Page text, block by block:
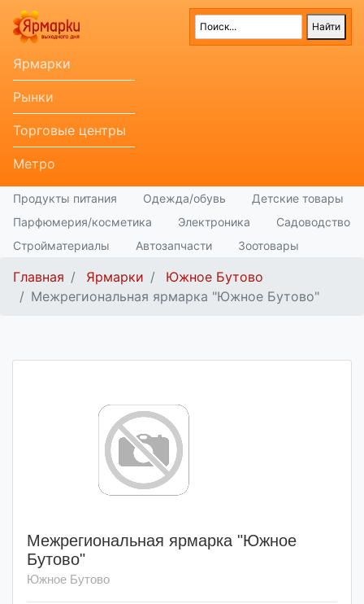
Ярмарки
Рынки
Торговые центры
Метро
Продукты питания Одежда/обувь
Детские товары
Парфюмерия/косметика
Электроника
Садоводство
Стройматериалы
Автозапчасти Зоотовары
Главная Ярмарки
Южное Бутово
Межрегиональная ярмарка "Южное Бутово"
Межрегиональная ярмарка "Южное
Бутово"
Южное Бутово